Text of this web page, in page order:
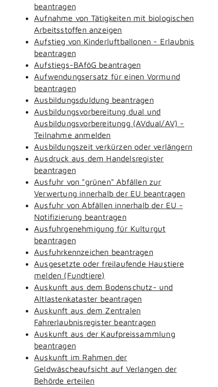
beantragen
Aufnahme von Tätigkeiten mit biologischen
Arbeitsstoffen anzeigen
Aufstieg von Kinderluftballonen - Erlaubnis
beantragen
Aufstiegs-BAföG beantragen
Aufwendungsersatz für einen Vormund
beantragen
Ausbildungsduldung beantragen
Ausbildungsvorbereitung dual und
Ausbildungsvorbereitungg (AVdual/AV) -
Teilnahme anmelden
Ausbildungszeit verkürzen oder verlängern
Ausdruck aus dem Handelsregister
beantragen
Ausfuhr von "grünen" Abfällen zur
Verwertung innerhalb der EU beantragen
Ausfuhr von Abfällen innerhalb der EU -
Notifizierung beantragen
Ausfuhrgenehmigung für Kulturgut
beantragen
Ausfuhrkennzeichen beantragen
Ausgesetzte oder freilaufende Haustiere
melden (Fundtiere)
Auskunft aus dem Bodenschutz- und
Altlastenkataster beantragen
Auskunft aus dem Zentralen
Fahrerlaubnisregister beantragen
Auskunft aus der Kaufpreissammlung
beantragen
Auskunft im Rahmen der
Geldwäscheaufsicht auf Verlangen der
Behörde erteilen